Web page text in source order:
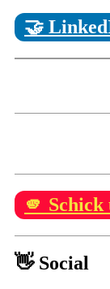
🤝
🫵
👋 Social